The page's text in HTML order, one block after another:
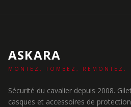
ASKARA
MONTEZ, TOMBEZ, REMONTEZ.
Sécurité du cavalier depuis 2008.
casques et accessoires de